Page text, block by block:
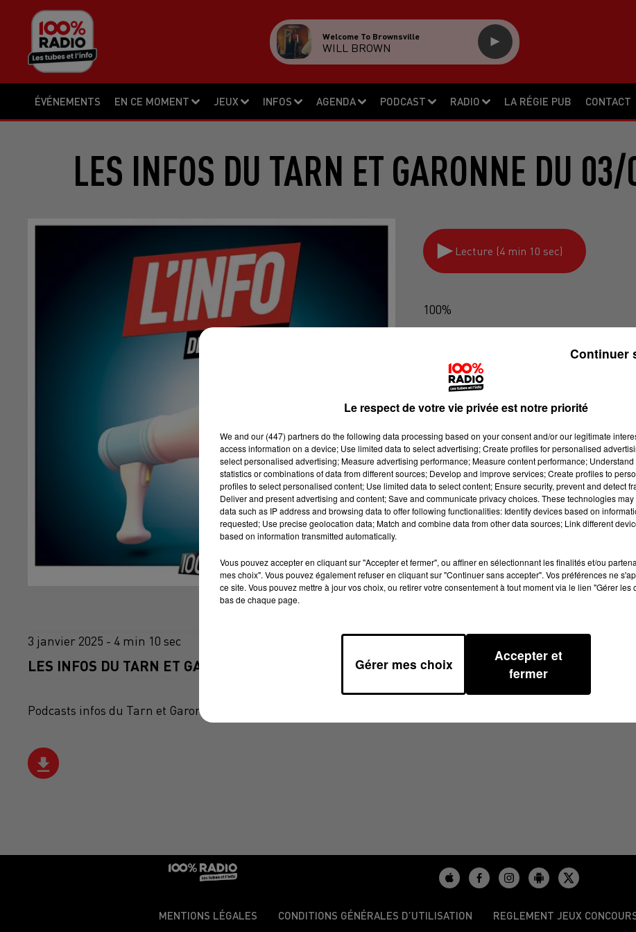
ÉVÉNEMENTS EN CE MOMENT JEUX INFOS AGENDA PODCAST RADIO LA RÉGIE PUB CONTACT
Welcome To Brownsville
WILL BROWN
LES INFOS DU TARN ET GARONNE DU
Lecture (4 min 10 sec)
100%
3 janvier 2025 - 4 min 10 sec
LES INFOS DU TARN ET GARONNE DU 03/01/2025 À 07H30
Podcasts infos du Tarn et Garonne
MENTIONS LÉGALES CONDITIONS GÉNÉRALES D’UTILISATION REGLEMENT JEUX
Le respect de votre vie privée est notre priorité
We and our (447) partnersdo the following data processing based on your consent and/or our legitimate
access information on a device; Use limited data to select advertising; Create profiles for personalised
select personalised advertising; Measure advertising performance; Measure content performance;
statistics or combinations of data from different sources; Develop and improve services; Create profiles to
profiles to select personalised content; Use limited data to select content; Ensure security, prevent and detect
Deliver and present advertising and content; Save and communicate privacy choices. These technologies
data such as IP address and browsing data to offer following functionalities: Identify devices based on
requested; Use precise geolocation data; Match and combine data from other data sources; Link different
based on information transmitted automatically.
Vous pouvez accepter en cliquant sur "Accepter et fermer", ou affiner en sélectionnant les finalités et/ou
mes choix". Vous pouvez également refuser en cliquant sur "Continuer sans accepter". Vos préférences ne
ce site. Vous pouvez mettre à jour vos choix, ou retirer votre consentement à tout moment via le lien "Gérer les
bas de chaque page.
Gérer mes choix
Accepter et
fermer
Continuer